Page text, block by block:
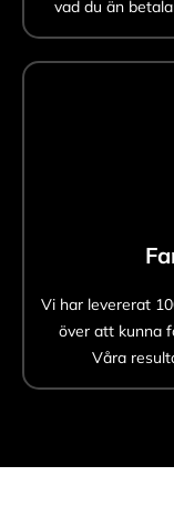
vad du än
Vi har levererat
över att kunna
Våra